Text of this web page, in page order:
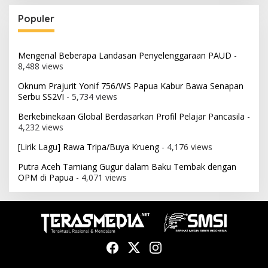
Populer
Mengenal Beberapa Landasan Penyelenggaraan PAUD -
8,488 views
Oknum Prajurit Yonif 756/WS Papua Kabur Bawa Senapan
Serbu SS2VI - 5,734 views
Berkebinekaan Global Berdasarkan Profil Pelajar Pancasila -
4,232 views
[Lirik Lagu] Rawa Tripa/Buya Krueng- 4,176 views
Putra Aceh Tamiang Gugur dalam Baku Tembak dengan
OPM di Papua - 4,071 views